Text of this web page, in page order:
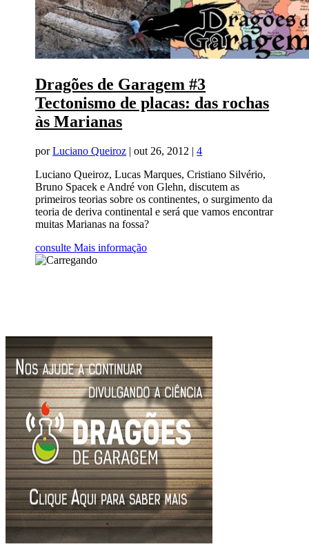
Dragões de Garagem #3
Tectonismo de placas: das rochas
às Marianas
porLuciano Queiroz |out 26, 2012 |4
Luciano Queiroz, Lucas Marques, Cristiano Silvério,
Bruno Spacek e André von Glehn, discutem as
primeiros teorias sobre os continentes, o surgimento da
teoria de deriva continental e será que vamos encontrar
muitas Marianas na fossa?
consulte Mais informação